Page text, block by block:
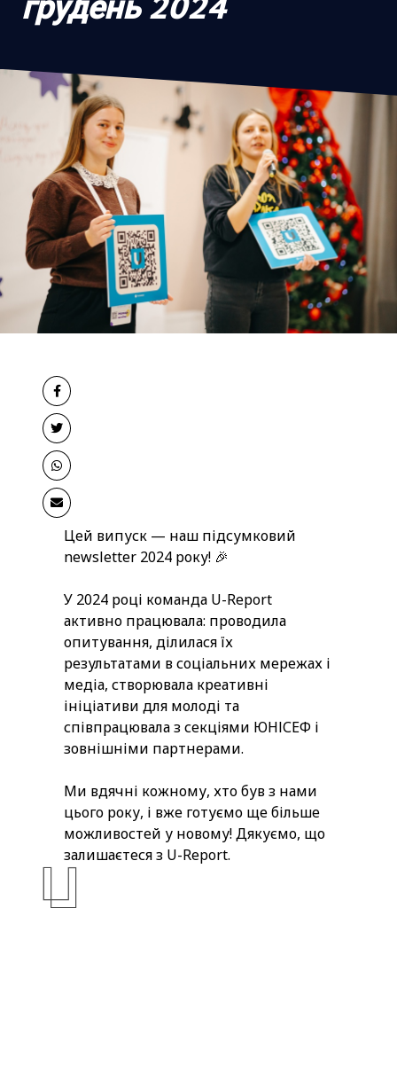
Цей випуск — наш підсумковий
newsletter 2024 року! 🎉
У 2024 році команда U-Report
активно працювала: проводила
опитування, ділилася їх
результатами в соціальних мережах і
медіа, створювала креативні
ініціативи для молоді та
співпрацювала з секціями ЮНІСЕФ і
зовнішніми партнерами.
Ми вдячні кожному, хто був з нами
цього року, і вже готуємо ще більше
можливостей у новому! Дякуємо, що
залишаєтеся з U-Report.